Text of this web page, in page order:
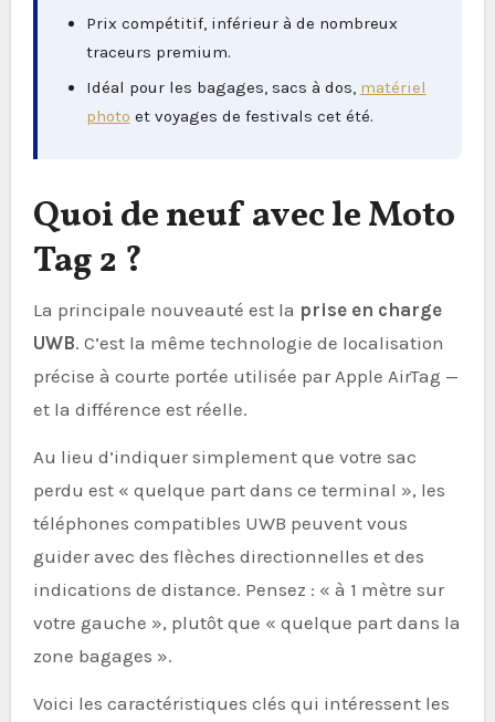
Prix compétitif, inférieur à de nombreux
traceurs premium.
Idéal pour les bagages, sacs à dos, matériel
photo et voyages de festivals cet été.
Quoi de neuf avec le Moto
Tag 2 ?
La principale nouveauté est la prise en charge
UWB. C’est la même technologie de localisation
précise à courte portée utilisée par Apple AirTag —
et la différence est réelle.
Au lieu d’indiquer simplement que votre sac
perdu est « quelque part dans ce terminal », les
téléphones compatibles UWB peuvent vous
guider avec des flèches directionnelles et des
indications de distance. Pensez : « à 1 mètre sur
votre gauche », plutôt que « quelque part dans la
zone bagages ».
Voici les caractéristiques clés qui intéressent les